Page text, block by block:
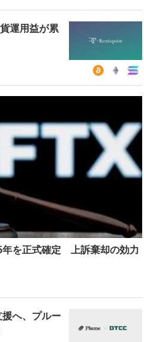
運用益が累
年を正式確定 上訴棄却の効力
へ、プルー